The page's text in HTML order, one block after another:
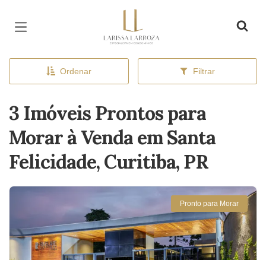
Ordenar Filtrar
3 Imóveis Prontos para
Morar à Venda em Santa
Felicidade, Curitiba, PR
Pronto para Morar